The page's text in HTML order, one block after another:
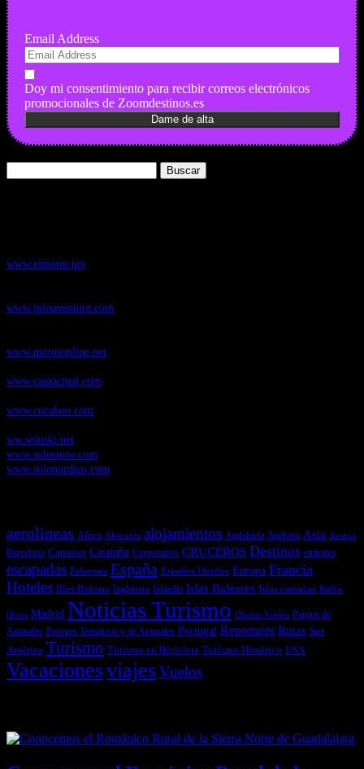
Email Address
Doy mi consentimiento para recibir correos electrónicos
promocionales de Zoomdestinos.es
www.elmotor.net
www.infoaventura.com
www.motosonline.net
www.casaactual.com
www.cucaboo.com
ww.soloski.net
www.solosnow.com
www.solonordico.com
aerolineas Africa Alemania alojamientos Andalucía Andorra Asia Austria
Barcelona Canarias Cataluña Corporativo CRUCEROS Destinos emirates
escapadas Eslovenia España Estados Unidos Europa Francia
Hoteles Illes Balears Inglaterra Islandia Islas Baleares Islas canarias Italia
libros Madrid Noticias Turismo Ofertas Vuelos Parque de
Animales Parques Temáticos y de Animales Portugal Reportajes Rutas Sur
América Turismo Turismo en Bicicleta Turismo Histórico USA
VacacionesviajesVuelos